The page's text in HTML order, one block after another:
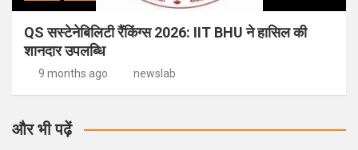
QS सस्टेनेबिलिटी रैंकिंग्स 2026: IIT BHU ने हासिल की
शानदार उपलब्धि
9 months ago newslab
और भी पढ़ें